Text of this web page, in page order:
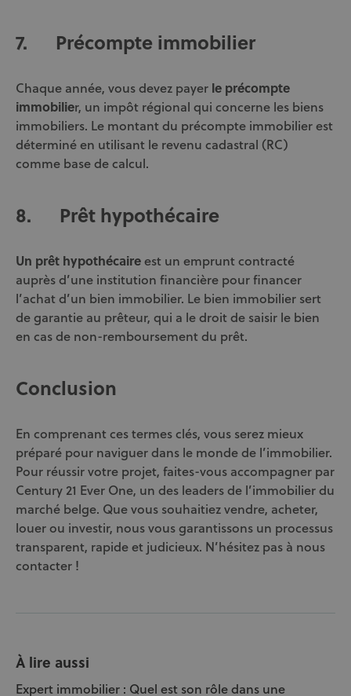
7. Précompte immobilier
Chaque année, vous devez payer le précompte
immobilier, un impôt régional qui concerne les biens
immobiliers. Le montant du précompte immobilier est
déterminé en utilisant le revenu cadastral (RC)
comme base de calcul.
8. Prêt hypothécaire
Un prêt hypothécaireest un emprunt contracté
auprès d’une institution financière pour financer
l’achat d’un bien immobilier. Le bien immobilier sert
de garantie au prêteur, qui a le droit de saisir le bien
en cas de non-remboursement du prêt.
Conclusion
En comprenant ces termes clés, vous serez mieux
préparé pour naviguer dans le monde de l’immobilier.
Pour réussir votre projet, faites-vous accompagner par
Century 21 Ever One, un des leaders de l’immobilier du
marché belge. Que vous souhaitiez vendre, acheter,
louer ou investir, nous vous garantissons un processus
transparent, rapide et judicieux. N’hésitez pas à nous
contacter !
À lire aussi
Expert immobilier : Quel est son rôle dans une